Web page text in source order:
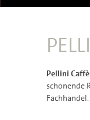
Pellini Caffè
schonende
Fachhandel.